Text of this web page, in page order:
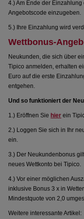
4.) Am Ende der
Angebotscode einzugeben.
5.) Ihre Einzahlung wird
Wettbonus-
Neukunden, die sich über
Tipico anmelden, erhalten
Euro auf die erste
entgehen.
Und so funktioniert der
1.) Eröffnen Sie hier ein
2.) Loggen Sie sich in Ihr
ein.
3.) Der Neukundenbonus
neues Wettkonto bei Tipico.
4.) Vor einer möglichen
inklusive Bonus 3 x in
Mindestquote von 2,0
Weitere interessante Artikel: